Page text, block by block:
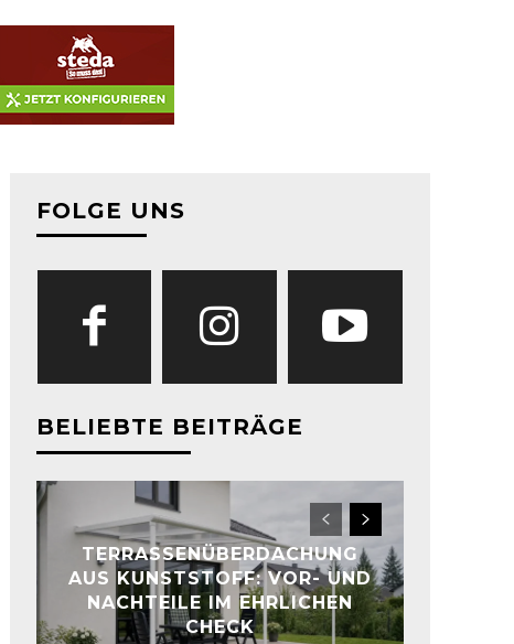
FOLGE UNS
BELIEBTE BEITRÄGE
TERRASSENÜBERDACHUNG
AUS KUNSTSTOFF: VOR- UND
NACHTEILE IM EHRLICHEN
CHECK